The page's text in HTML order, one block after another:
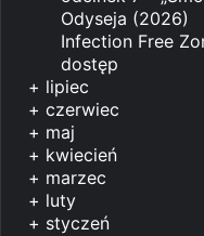
Odyseja (2026)
Infection Free
dostęp
+ lipiec
+ czerwiec
+ maj
+ kwiecień
+ marzec
+ luty
+ styczeń